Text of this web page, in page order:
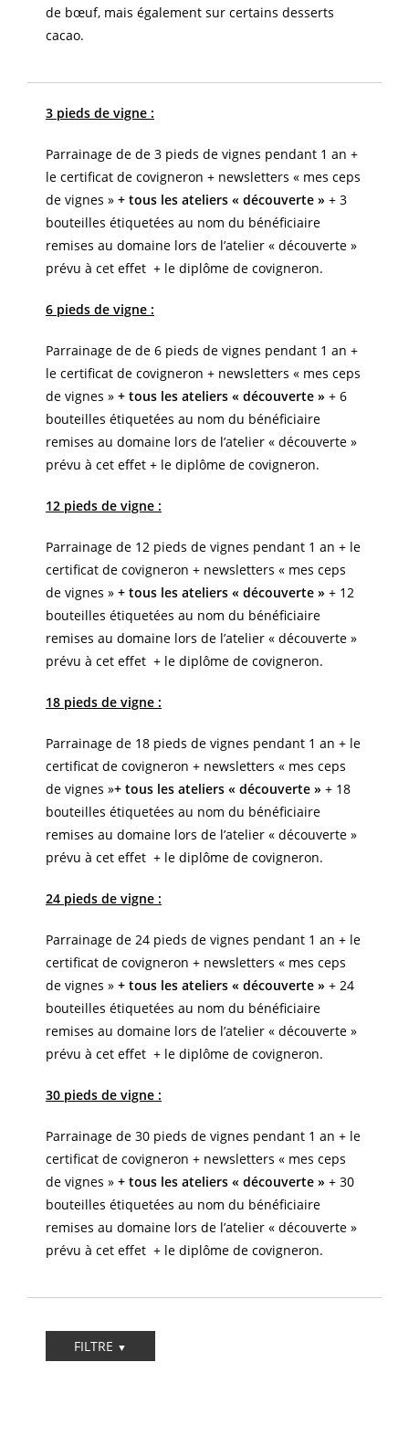
de bœuf, mais également sur certains desserts
cacao.
3 pieds de vigne :
Parrainage de de 3 pieds de vignes pendant 1 an +
le certificat de covigneron + newsletters « mes ceps
de vignes » + tous les ateliers « découverte » + 3
bouteilles étiquetées au nom du bénéficiaire
remises au domaine lors de l’atelier « découverte »
prévu à cet effet + le diplôme de covigneron.
6 pieds de vigne :
Parrainage de de 6 pieds de vignes pendant 1 an +
le certificat de covigneron + newsletters « mes ceps
de vignes » + tous les ateliers « découverte » + 6
bouteilles étiquetées au nom du bénéficiaire
remises au domaine lors de l’atelier « découverte »
prévu à cet effet + le diplôme de covigneron.
12 pieds de vigne :
Parrainage de 12 pieds de vignes pendant 1 an + le
certificat de covigneron + newsletters « mes ceps
de vignes » + tous les ateliers « découverte » + 12
bouteilles étiquetées au nom du bénéficiaire
remises au domaine lors de l’atelier « découverte »
prévu à cet effet + le diplôme de covigneron.
18 pieds de vigne :
Parrainage de 18 pieds de vignes pendant 1 an + le
certificat de covigneron + newsletters « mes ceps
de vignes »+ tous les ateliers « découverte » + 18
bouteilles étiquetées au nom du bénéficiaire
remises au domaine lors de l’atelier « découverte »
prévu à cet effet + le diplôme de covigneron.
24 pieds de vigne :
Parrainage de 24 pieds de vignes pendant 1 an + le
certificat de covigneron + newsletters « mes ceps
de vignes » + tous les ateliers « découverte » + 24
bouteilles étiquetées au nom du bénéficiaire
remises au domaine lors de l’atelier « découverte »
prévu à cet effet + le diplôme de covigneron.
30 pieds de vigne :
Parrainage de 30 pieds de vignes pendant 1 an + le
certificat de covigneron + newsletters « mes ceps
de vignes » + tous les ateliers « découverte » + 30
bouteilles étiquetées au nom du bénéficiaire
remises au domaine lors de l’atelier « découverte »
prévu à cet effet + le diplôme de covigneron.
FILTRE